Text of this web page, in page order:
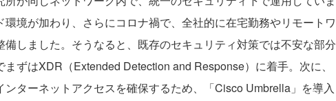
環境が加わり、さらにコロナ禍で、全社的に在宅勤務やリモートワ
備しました。そうなると、既存のセキュリティ対策では不安な部分
ずはXDR（Extended Detection and Response）に着手。次に、
ンターネットアクセスを確保するため、「Cisco Umbrella」を導入